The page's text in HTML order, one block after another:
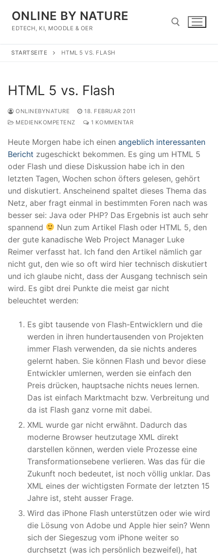
Inhalt
springen
ONLINE BY NATURE
EDTECH, KI, MOODLE & OER
STARTSEITE HTML 5 VS. FLASH
HTML 5 vs. Flash
ONLINEBYNATURE
18. FEBRUAR 2011
MEDIENKOMPETENZ
1 KOMMENTAR
Heute Morgen habe ich einen angeblich interessanten
Bericht zugeschickt bekommen. Es ging um HTML 5
oder Flash und diese Diskussion habe ich in den
letzten Tagen, Wochen schon öfters gelesen, gehört
und diskutiert. Anscheinend spaltet dieses Thema das
Netz, aber fragt einmal in bestimmten Foren nach was
besser sei: Java oder PHP? Das Ergebnis ist auch sehr
spannend
Nun zum Artikel Flash oder HTML 5, den
der gute kanadische Web Project Manager Luke
Reimer verfasst hat. Ich fand den Artikel nämlich gar
nicht gut, den wie so oft wird hier technisch diskutiert
und ich glaube nicht, dass der Ausgang technisch sein
wird. Es gibt drei Punkte die meist gar nicht
beleuchtet werden:
Es gibt tausende von Flash-Entwicklern und die
werden in ihren hundertausenden von Projekten
immer Flash verwenden, da sie nichts anderes
gelernt haben. Sie können Flash und bevor diese
Entwickler umlernen, werden sie einfach den
Preis drücken, hauptsache nichts neues lernen.
Das ist einfach Marktmacht bzw. Verbreitung und
da ist Flash ganz vorne mit dabei.
XML wurde gar nicht erwähnt. Dadurch das
moderne Browser heutzutage XML direkt
darstellen können, werden viele Prozesse eine
Transformationsebene verlieren. Was das für die
Zukunft noch bedeutet, ist noch völlig unklar. Das
XML eines der wichtigsten Formate der letzten 15
Jahre ist, steht ausser Frage.
Wird das iPhone Flash unterstützen oder wie wird
die Lösung von Adobe und Apple hier sein? Wenn
sich der Siegeszug vom iPhone weiter so
durchsetzt (was ich persönlich bezweifel), hat